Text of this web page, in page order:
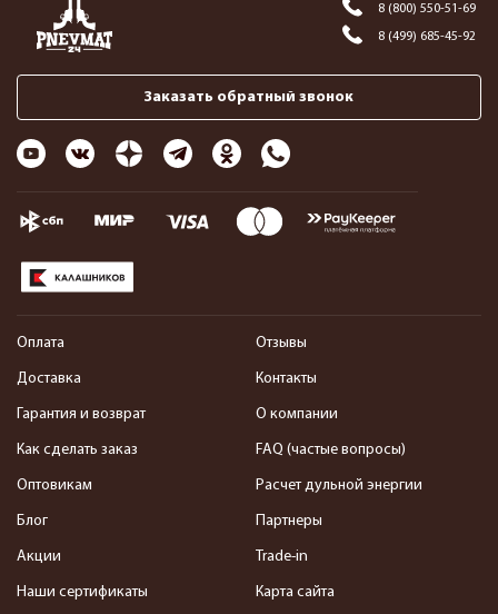
8 (800) 550-51-69
8 (499) 685-45-92
Заказать обратный звонок
Оплата
Доставка
Гарантия и возврат
Как сделать заказ
Оптовикам
Блог
Акции
Наши сертификаты
Отзывы
Контакты
О компании
FAQ (частые вопросы)
Расчет дульной энергии
Партнеры
Trade-in
Карта сайта